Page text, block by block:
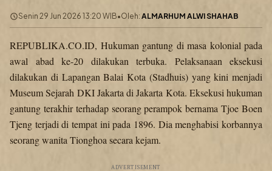
Senin 29 Jun 2026 13:20 WIB•Oleh: ALMARHUM ALWI SHAHAB
REPUBLIKA.CO.ID, Hukuman gantung di masa kolonial pada
awal abad ke-20 dilakukan terbuka. Pelaksanaan eksekusi
dilakukan di Lapangan Balai Kota (Stadhuis) yang kini menjadi
Museum Sejarah DKI Jakarta di Jakarta Kota. Eksekusi hukuman
gantung terakhir terhadap seorang perampok bernama Tjoe Boen
Tjeng terjadi di tempat ini pada 1896. Dia menghabisi korbannya
seorang wanita Tionghoa secara kejam.